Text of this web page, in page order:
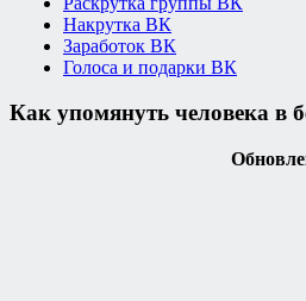
Накрутка ВК
Заработок ВК
Голоса и подарки ВК
Как упомянуть человека в